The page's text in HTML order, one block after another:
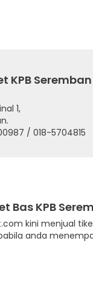
KPB
1,
/ 018-5704815
Bas KPB
kini menjual
anda